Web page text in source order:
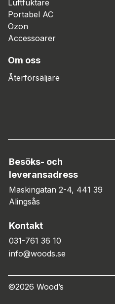
Luftfuktare
Portabel AC
Ozon
Accessoarer
Om oss
Återförsäljare
Besöks- och
leveransadress
Maskingatan 2-4, 441 39
Alingsås
Kontakt
031-761 36 10
info@woods.se
©2026 Wood’s